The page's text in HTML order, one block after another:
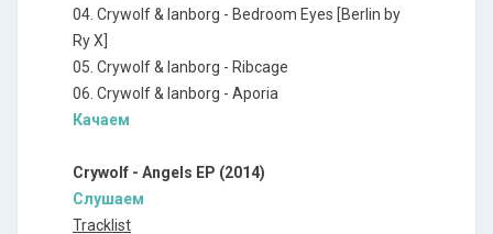
04. Crywolf & Ianborg - Bedroom Eyes [Berlin by
Ry X]
05. Crywolf & Ianborg - Ribcage
06. Crywolf & Ianborg - Aporia
Качаем
Crywolf - Angels EP (2014)
Слушаем
Tracklist